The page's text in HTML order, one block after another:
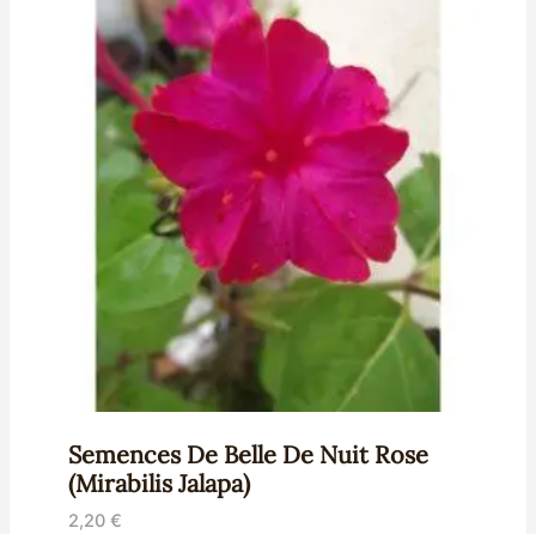
Semences De Belle De Nuit Rose
(Mirabilis Jalapa)
2,20 €